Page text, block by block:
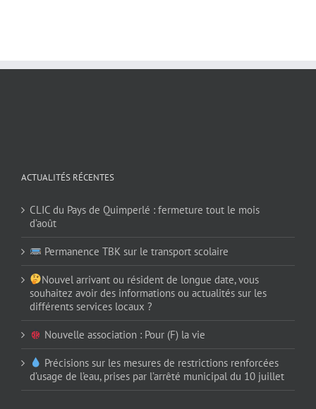
ACTUALITÉS RÉCENTES
CLIC du Pays de Quimperlé : fermeture tout le mois
d’août
Permanence TBK sur le transport scolaire
Nouvel arrivant ou résident de longue date, vous
souhaitez avoir des informations ou actualités sur les
différents services locaux ?
Nouvelle association : Pour (F) la vie
Précisions sur les mesures de restrictions renforcées
d’usage de l’eau, prises par l’arrêté municipal du 10 juillet